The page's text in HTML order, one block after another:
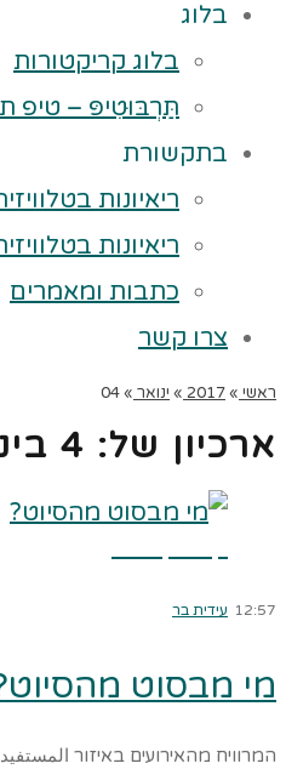
בלוג
בלוג קריקטורות
תַּרְבּוּטִיפּ – טיפ
בתקשורת
ריאיונות
ריאיונות
כתבות ומאמרים
צרו קשר
ראשי »
2017
» ינואר »
04
ארכיון של: 4 בינואר 2017
12:57 עידית בר
מי מבסוט
המרוויח מהאירועים באיזור